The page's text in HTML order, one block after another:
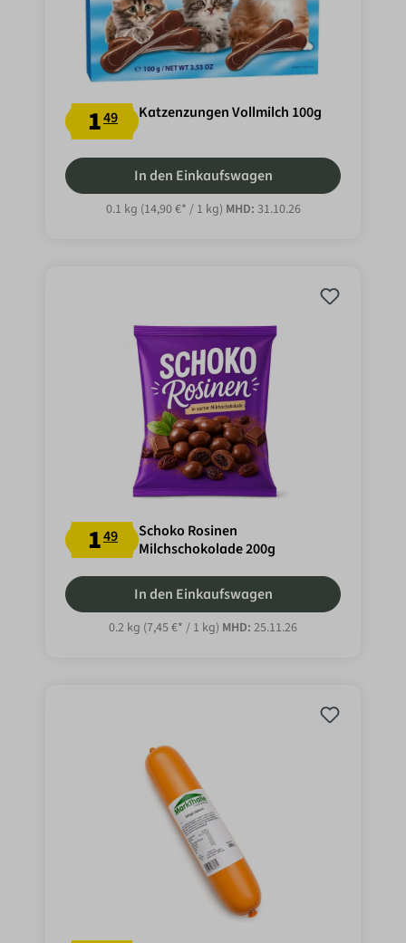
149 Katzenzungen Vollmilch 100g
In den Einkaufswagen
0.1 kg (14,90 €* / 1 kg) MHD: 31.10.26
149
Schoko Rosinen
Milchschokolade 200g
In den Einkaufswagen
0.2 kg (7,45 €* / 1 kg) MHD: 25.11.26